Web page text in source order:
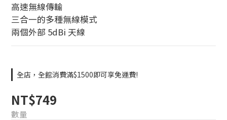
高速無線傳輸
三合一的多種無線模式
兩個外部 5dBi 天線
全店，全館消費滿$1500即可享免運費!
NT$749
數量